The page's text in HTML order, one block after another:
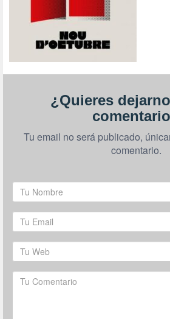
¿Quieres
Tu email no será publicado,
comentario.